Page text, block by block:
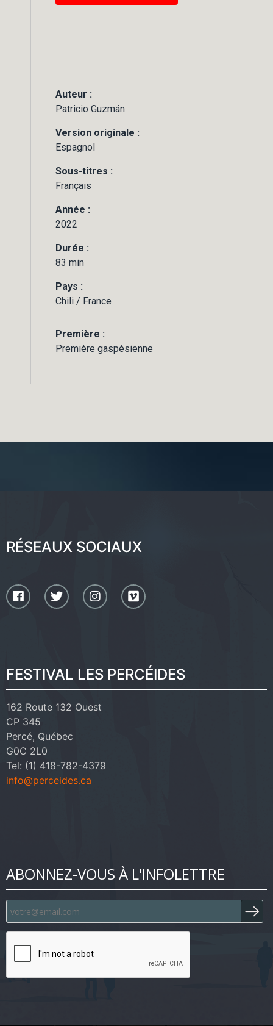
Auteur :
Patricio Guzmán
Version originale :
Espagnol
Sous-titres :
Français
Année :
2022
Durée :
83 min
Pays :
Chili / France
Première :
Première gaspésienne
RÉSEAUX SOCIAUX
FESTIVAL LES PERCÉIDES
162 Route 132 Ouest
CP 345
Percé, Québec
G0C 2L0
Tel: (1) 418-782-4379
info@perceides.ca
ABONNEZ-VOUS À L'INFOLETTRE